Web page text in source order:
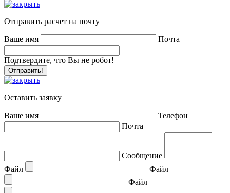
Отправить расчет на почту
Ваше имя Почта
Подтвердите, что Вы не робот!
Оставить заявку
Ваше имя
Телефон
Почта
Сообщение
Файл
Файл
Файл